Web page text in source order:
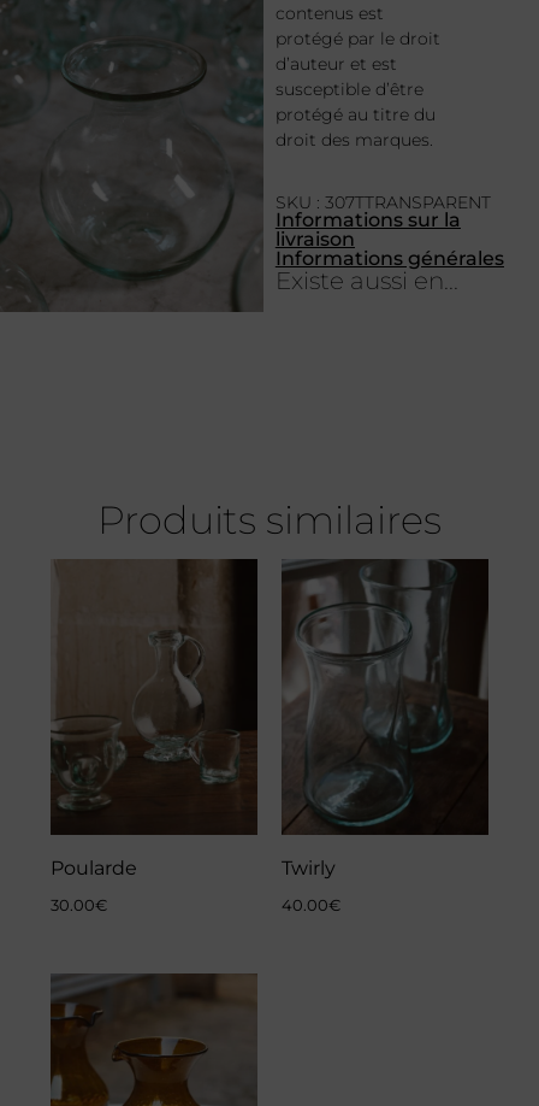
contenus est
protégé par le droit
d’auteur et est
susceptible d’être
protégé au titre du
droit des marques.
SKU : 307TTRANSPARENT
Informations sur la
livraison
Informations générales
Existe aussi en...
Produits similaires
Poularde
30.00€
Twirly
40.00€